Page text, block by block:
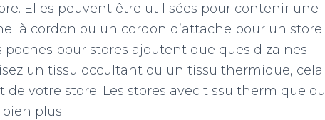
Elles peuvent être utilisées pour contenir une
à cordon ou un cordon d’attache pour un store
poches pour stores ajoutent quelques dizaines
un tissu occultant ou un tissu thermique, cela
votre store. Les stores avec tissu thermique ou
plus.